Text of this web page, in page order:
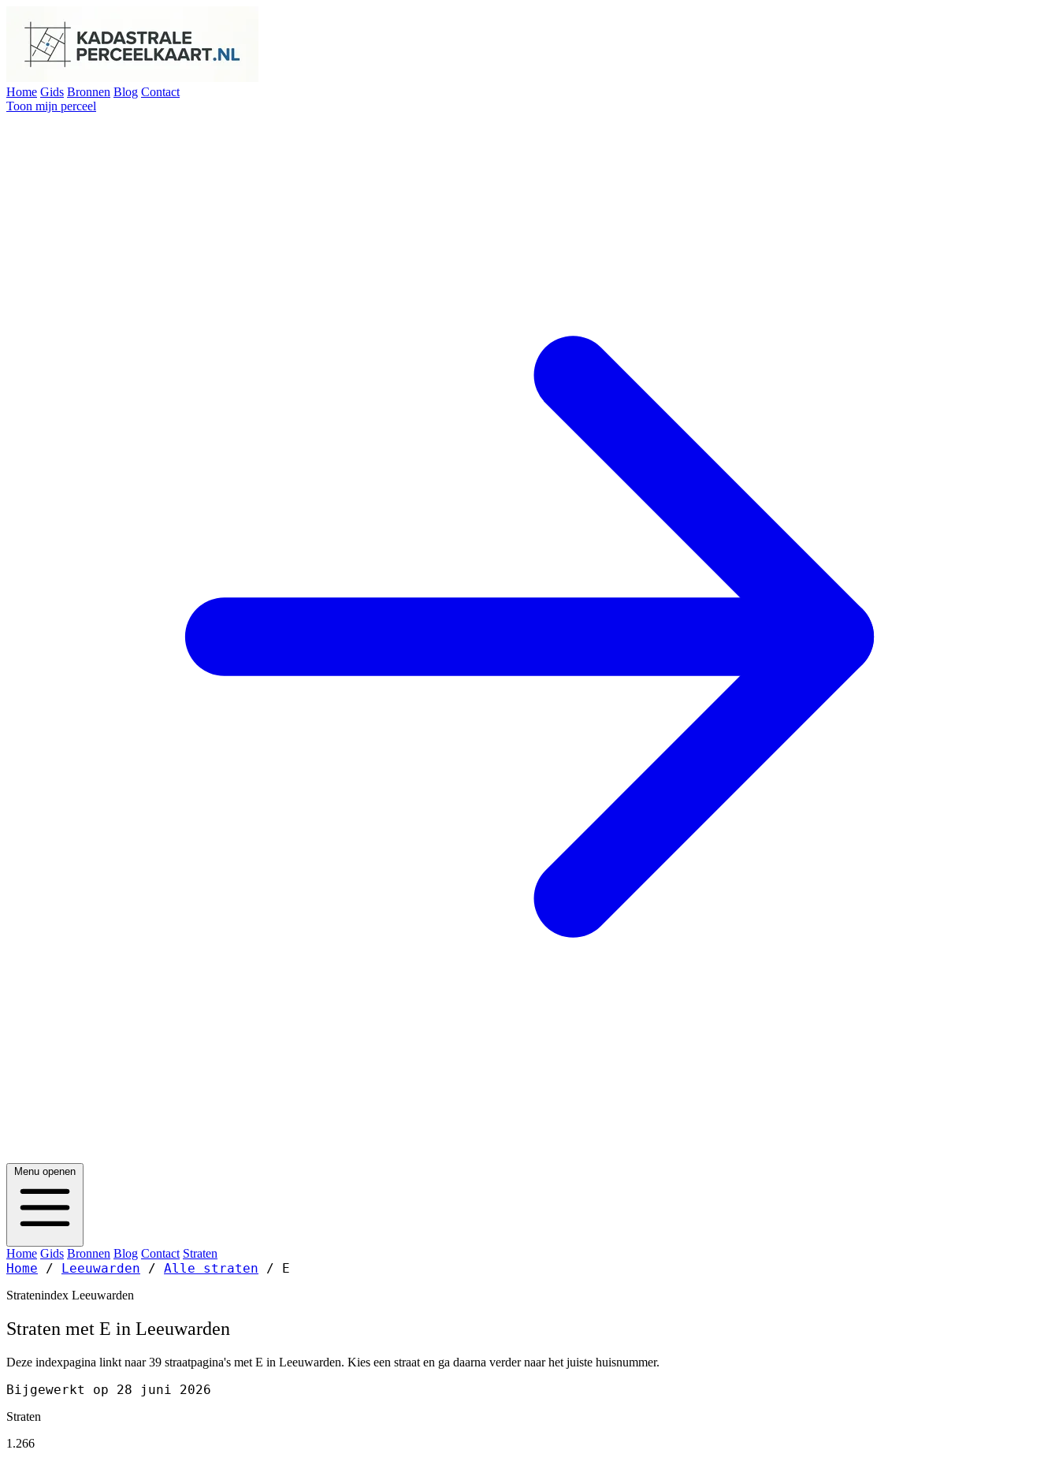
Home Gids Bronnen Blog Contact
Toon mijn perceel
Menu openen
Home Gids Bronnen Blog Contact Straten
Home / Leeuwarden / Alle straten / E
Stratenindex Leeuwarden
Straten met E in Leeuwarden
Deze indexpagina linkt naar 39 straatpagina's met E in Leeuwarden. Kies een straat en ga daarna verder naar het juiste huisnummer.
Bijgewerkt op 28 juni 2026
Straten
1.266